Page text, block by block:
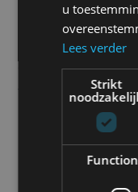
gebruikt zijn ze zo
achteruitrijalarm,
geïntroduceerd
Yamaguchi
u
Lees verder
Strikt